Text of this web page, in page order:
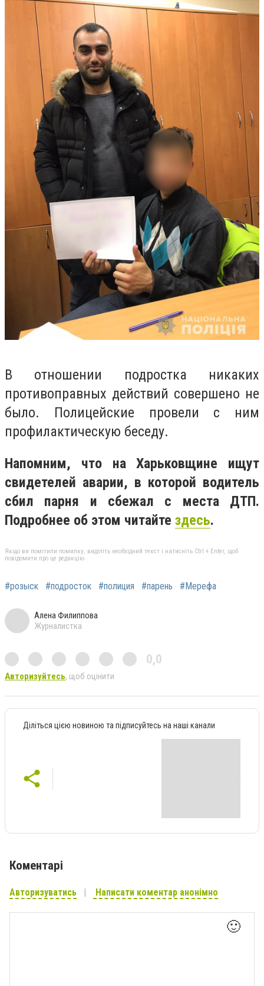
В отношении подростка никаких
противоправных действий совершено не
было. Полицейские провели с ним
профилактическую беседу.
Напомним, что на Харьковщине ищут
свидетелей аварии, в которой водитель
сбил парня и сбежал с места ДТП.
Подробнее об этом читайте здесь.
Якщо ви помітили помилку, виділіть необхідний текст і натисніть Ctrl + Enter, щоб
повідомити про це редакцію
#розыск #подросток #полиция #парень #Мерефа
Алена Филиппова
Журналистка
0,0
Авторизуйтесь, щоб оцінити
Діліться цією новиною та підписуйтесь на наші канали
Коментарі
Авторизуватись Написати коментар анонімно
🙂